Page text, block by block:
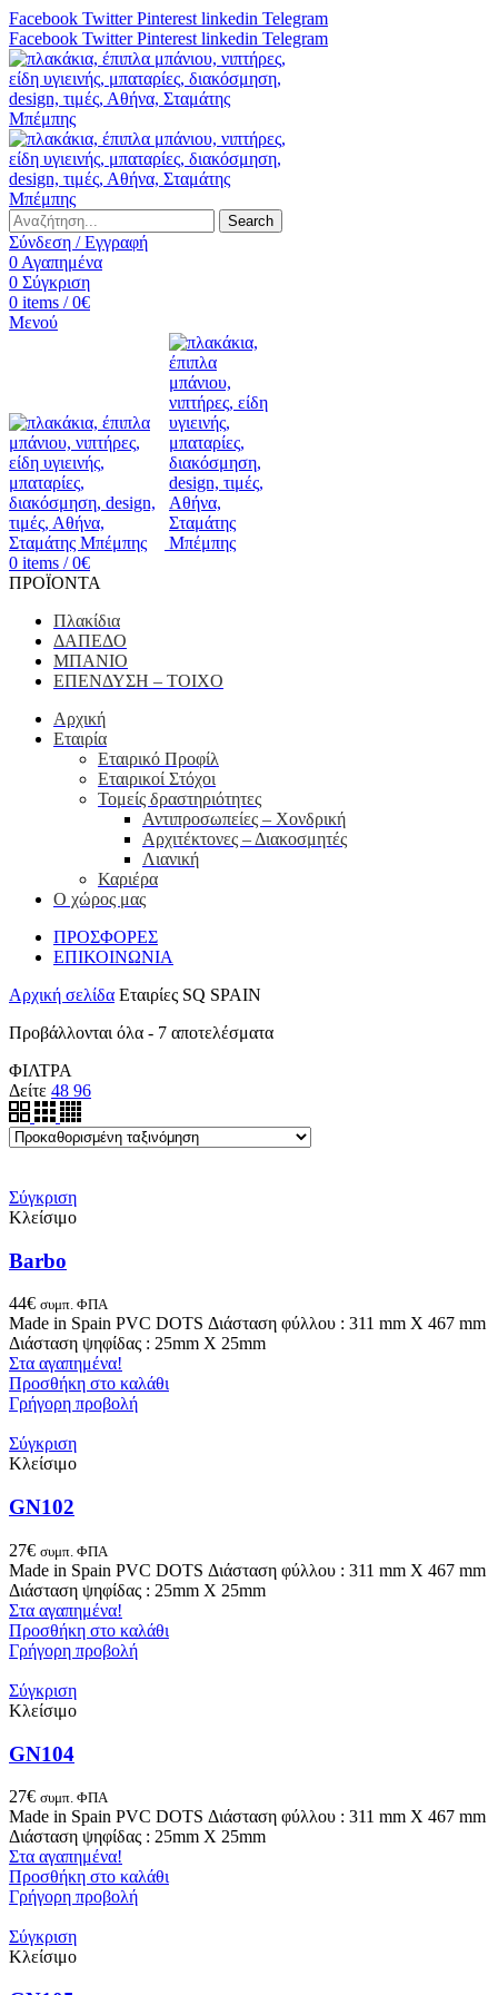
Facebook Twitter Pinterest linkedin Telegram
Facebook Twitter Pinterest linkedin Telegram
Search
Σύνδεση / Εγγραφή
0 Αγαπημένα
0 Σύγκριση
0 items / 0€
Μενού
0 items / 0€
ΠΡΟΪΟΝΤΑ
Πλακίδια
ΔΑΠΕΔΟ
ΜΠΑΝΙΟ
ΕΠΕΝΔΥΣΗ – ΤΟΙΧΟ
Αρχική
Εταιρία
Εταιρικό Προφίλ
Εταιρικοί Στόχοι
Τομείς δραστηριότητες
Αντιπροσωπείες – Xονδρική
Αρχιτέκτονες – Διακοσμητές
Λιανική
Καριέρα
Ο χώρος μας
ΠΡΟΣΦΟΡΕΣ
ΕΠΙΚΟΙΝΩΝΙΑ
Αρχική σελίδα Εταιρίες SQ SPAIN
Προβάλλονται όλα - 7 αποτελέσματα
ΦΙΛΤΡΑ
Δείτε 48 96
Σύγκριση
Κλείσιμο
Barbo
44€ συμπ. ΦΠΑ
Made in Spain PVC DOTS Διάσταση φύλλου : 311 mm X 467 mm
Διάσταση ψηφίδας : 25mm X 25mm
Στα αγαπημένα!
Προσθήκη στο καλάθι
Γρήγορη προβολή
Σύγκριση
Κλείσιμο
GN102
27€ συμπ. ΦΠΑ
Made in Spain PVC DOTS Διάσταση φύλλου : 311 mm X 467 mm
Διάσταση ψηφίδας : 25mm X 25mm
Στα αγαπημένα!
Προσθήκη στο καλάθι
Γρήγορη προβολή
Σύγκριση
Κλείσιμο
GN104
27€ συμπ. ΦΠΑ
Made in Spain PVC DOTS Διάσταση φύλλου : 311 mm X 467 mm
Διάσταση ψηφίδας : 25mm X 25mm
Στα αγαπημένα!
Προσθήκη στο καλάθι
Γρήγορη προβολή
Σύγκριση
Κλείσιμο